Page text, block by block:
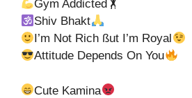
Gym Addicted🏋
Shiv Bhakt
I’m Not Rich ßut I’m Royal
Attitude Depends On You
Cute Kamina